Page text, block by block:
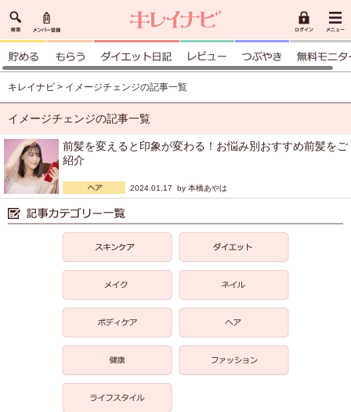
キレイナビ > イメージチェンジの記事一覧
イメージチェンジの記事一覧
前髪を変えると印象が変わる！お悩み別おすすめ前髪をご
紹介
2024.01.17 by 本橋あやは